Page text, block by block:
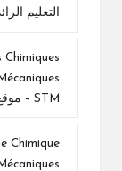
التعليم
Chimiques
STM – موقع التعليم الرائد
Chimique